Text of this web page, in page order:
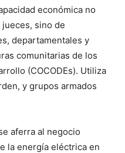
económica no
sino de
departamentales y
comunitarias de los
(COCODEs). Utiliza
y grupos armados
aferra al negocio
la energía eléctrica en